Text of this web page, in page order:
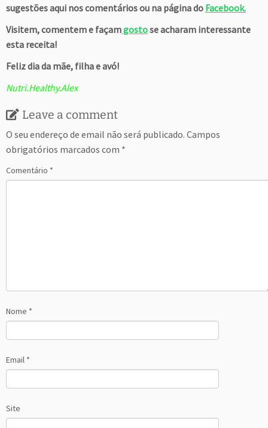
sugestões aqui nos comentários ou na página do Facebook.
Visitem, comentem e façamgostose acharam interessante
esta receita!
Feliz dia da mãe, filha e avó!
Nutri.Healthy.Alex
Leave a comment
O seu endereço de email não será publicado. Campos
obrigatórios marcados com *
Comentário *
Nome *
Email *
Site